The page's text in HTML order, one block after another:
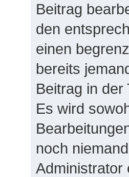
Beitrag
den
einen
bereits
Beitrag in
Es wird
noch
Administrator